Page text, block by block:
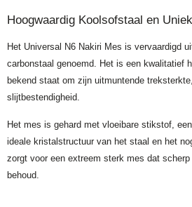
Hoogwaardig Koolsofstaal en
Het Universal N6 Nakiri Mes is vervaardigd
carbonstaal genoemd. Het is een kwalitatief
bekend staat om zijn uitmuntende
slijtbestendigheid.
Het mes is gehard met vloeibare stikstof,
ideale kristalstructuur van het staal en het
zorgt voor een extreem sterk mes dat
behoud.